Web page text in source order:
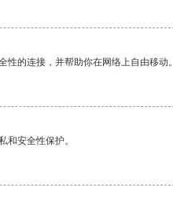
的连接，并帮助你在网络上自由移动。
和安全性保护。